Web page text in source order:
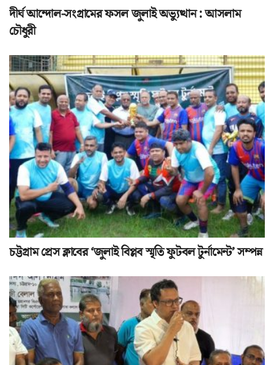
দীর্ঘ আন্দোল-সংগ্রামের ফসল জুলাই অভ্যুত্থান : আসলাম
চৌধুরী
চট্টগ্রাম প্রেস ক্লাবের ‘জুলাই বিপ্লব স্মৃতি ফুটবল টুর্নামেন্ট’ সম্পন্ন